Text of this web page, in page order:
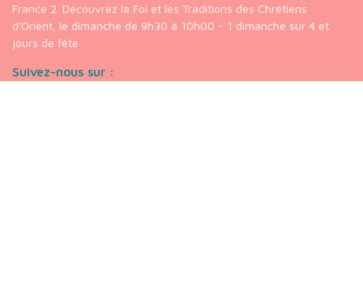
France 2. Découvrez la Foi et les Traditions des Chrétiens
d'Orient, le dimanche de 9h30 à 10h00 - 1 dimanche sur 4 et
jours de fête
Suivez-nous sur :